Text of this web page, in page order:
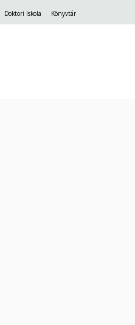
Doktori Iskola Könyvtár